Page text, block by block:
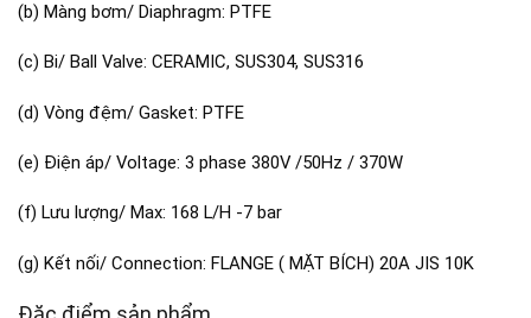
(b) Màng bơm/ Diaphragm: PTFE
(c) Bi/ Ball Valve: CERAMIC, SUS304, SUS316
(d) Vòng đệm/ Gasket: PTFE
(e) Điện áp/ Voltage: 3 phase 380V /50Hz / 370W
(f) Lưu lượng/ Max: 168 L/H -7 bar
(g) Kết nối/ Connection: FLANGE ( MẶT BÍCH) 20A JIS 10K